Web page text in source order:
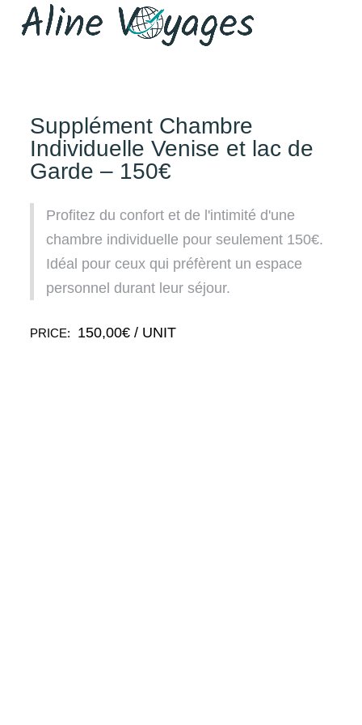
Supplément Chambre
Individuelle Venise et lac de
Garde – 150€
Profitez du confort et de l'intimité d'une
chambre individuelle pour seulement 150€.
Idéal pour ceux qui préfèrent un espace
personnel durant leur séjour.
PRICE: 150,00€ / UNIT